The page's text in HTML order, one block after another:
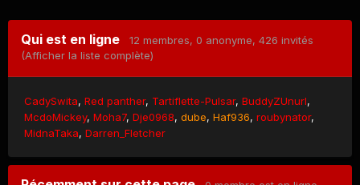
Qui est en ligne 12 membres, 0 anonyme, 426 invités
(Afficher la liste complète)
CadySwita Red panther Tartiflette-Pulsar BuddyZUnurl
McdoMickey Moha7 Dje0968 dube Haf936 roubynator
MidnaTaka Darren_Fletcher